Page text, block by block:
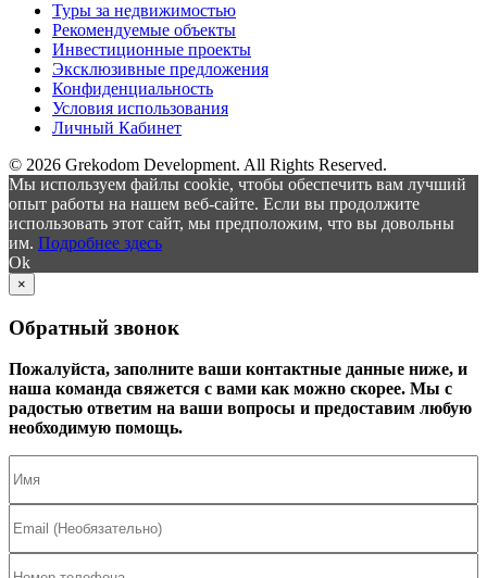
Туры за недвижимостью
Рекомендуемые объекты
Инвестиционные проекты
Эксклюзивные предложения
Конфиденциальность
Условия использования
Личный Кабинет
© 2026 Grekodom Development. All Rights Reserved.
Мы используем файлы cookie, чтобы обеспечить вам лучший
опыт работы на нашем веб-сайте. Если вы продолжите
использовать этот сайт, мы предположим, что вы довольны
им. Подробнее здесь
Ok
×
Обратный звонок
Пожалуйста, заполните ваши контактные данные ниже, и
наша команда свяжется с вами как можно скорее. Мы с
радостью ответим на ваши вопросы и предоставим любую
необходимую помощь.